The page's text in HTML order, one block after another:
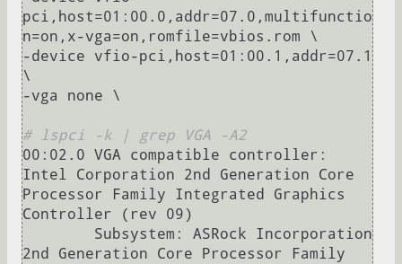
pci,host=01:00.0,addr=07.0,multifunctio
n=on,x-vga=on,romfile=vbios.rom \
-device vfio-pci,host=01:00.1,addr=07.1
\
-vga none \
# lspci -k | grep VGA -A2
00:02.0 VGA compatible controller:
Intel Corporation 2nd Generation Core
Processor Family Integrated Graphics
Controller (rev 09)
2nd Generation Core Processor Family